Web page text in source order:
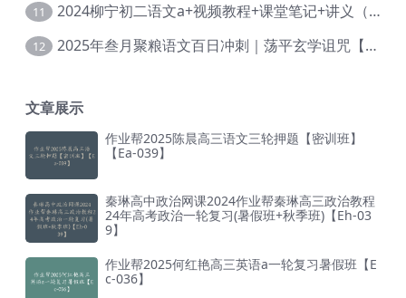
11 2024柳宁初二语文a+视频教程+课堂笔记+讲义（暑假班+秋季班）【Da-003】
12 2025年叁月聚粮语文百日冲刺｜荡平玄学诅咒【Ea-001】
文章展示
作业帮2025陈晨高三语文三轮押题【密训班】
【Ea-039】
秦琳高中政治网课2024作业帮秦琳高三政治教程
24年高考政治一轮复习(暑假班+秋季班)【Eh-03
9】
作业帮2025何红艳高三英语a一轮复习暑假班【E
c-036】